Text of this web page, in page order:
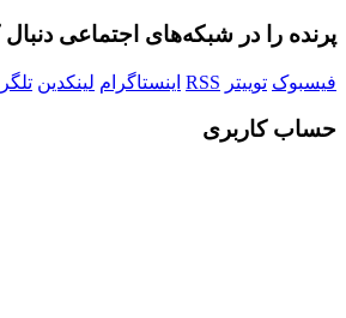
پرنده را در شبکه‌های اجتماعی دنبال
فیسبوک توییتر RSS اینستاگرام لینکدین
حساب کاربری